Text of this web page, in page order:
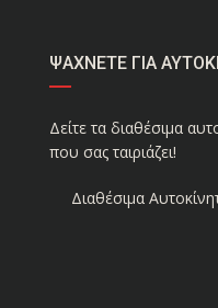
ΨΑΧΝΕΤΕ ΓΙΑ
Δείτε τα διαθέσιμα
που σας ταιριάζει!
Διαθέσιμα